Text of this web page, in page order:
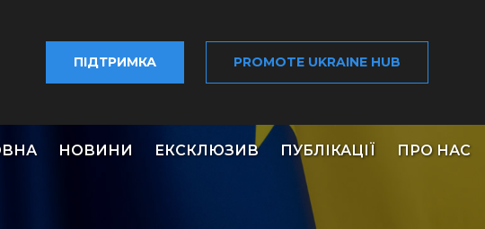
ПІДТРИМКА PROMOTE UKRAINE HUB
НОВИНИ ЕКСКЛЮЗИВ ПУБЛІКАЦІЇ ПРО НАС